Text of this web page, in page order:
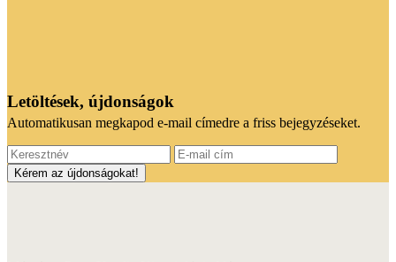
Letöltések, újdonságok
Automatikusan megkapod e-mail címedre a friss bejegyzéseket.